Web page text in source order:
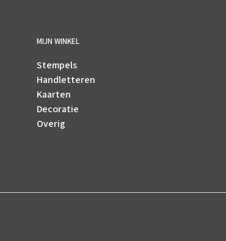
MIJN WINKEL
Stempels
Handletteren
Kaarten
Decoratie
Overig